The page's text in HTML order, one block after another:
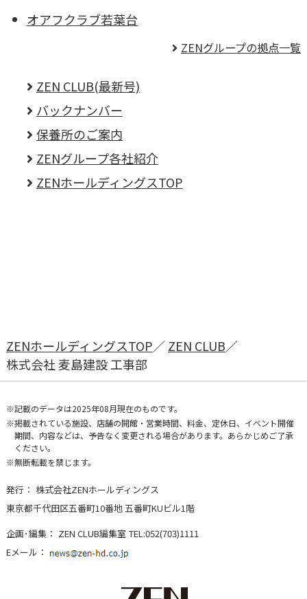
オアフクラブ若葉台
ZENグループの拠点一覧
ZEN CLUB(最新号)
バックナンバー
保養所のご案内
ZENグループ各社紹介
ZENホールディングスTOP
ZENホールディングスTOP
ZEN CLUB
株式会社 麦島建設 工事部
記載のデータは2025年08月現在のものです。
掲載されている施設、店舗の開館・営業時間、料金、定休日、イベント開催
期間、内容などは、予告なく変更される場合があります。あらかじめご了承
ください。
無断転載を禁じます。
発行： 株式会社ZENホールディングス
東京都千代田区五番町10番地 五番町KUビル1階
企画･編集： ZEN CLUB編集室 TEL:052(703)1111
Eメール：